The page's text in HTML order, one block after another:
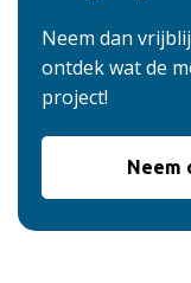
Neem dan
ontdek wat de
project!
Neem